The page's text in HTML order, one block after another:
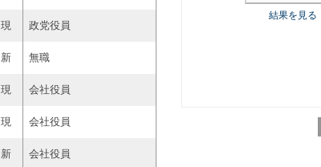
現 政党役員
新 無職
現 会社役員
現 会社役員
新 会社役員